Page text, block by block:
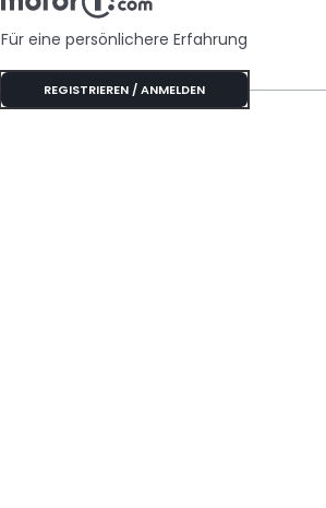
Specials
Für eine persönlichere Erfahrung
REGISTRIEREN / ANMELDEN